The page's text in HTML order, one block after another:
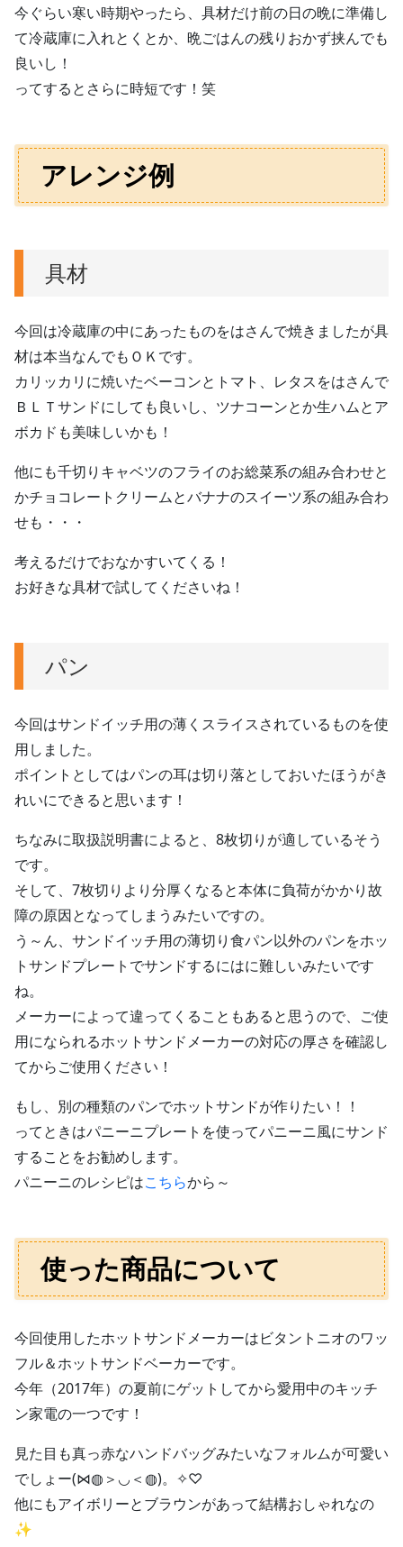
今ぐらい寒い時期やったら、具材だけ前の日の晩に準備し
て冷蔵庫に入れとくとか、晩ごはんの残りおかず挟んでも
良いし！
ってするとさらに時短です！笑
アレンジ例
具材
今回は冷蔵庫の中にあったものをはさんで焼きましたが具
材は本当なんでもＯＫです。
カリッカリに焼いたベーコンとトマト、レタスをはさんで
ＢＬＴサンドにしても良いし、ツナコーンとか生ハムとア
ボカドも美味しいかも！
他にも千切りキャベツのフライのお総菜系の組み合わせと
かチョコレートクリームとバナナのスイーツ系の組み合わ
せも・・・
考えるだけでおなかすいてくる！
お好きな具材で試してくださいね！
パン
今回はサンドイッチ用の薄くスライスされているものを使
用しました。
ポイントとしてはパンの耳は切り落としておいたほうがき
れいにできると思います！
ちなみに取扱説明書によると、8枚切りが適しているそう
です。
そして、7枚切りより分厚くなると本体に負荷がかかり故
障の原因となってしまうみたいですの。
う～ん、サンドイッチ用の薄切り食パン以外のパンをホッ
トサンドプレートでサンドするにはに難しいみたいです
ね。
メーカーによって違ってくることもあると思うので、ご使
用になられるホットサンドメーカーの対応の厚さを確認し
てからご使用ください！
もし、別の種類のパンでホットサンドが作りたい！！
ってときはパニーニプレートを使ってパニーニ風にサンド
することをお勧めします。
パニーニのレシピはこちらから～
使った商品について
今回使用したホットサンドメーカーはビタントニオのワッ
フル＆ホットサンドベーカーです。
今年（2017年）の夏前にゲットしてから愛用中のキッチ
ン家電の一つです！
見た目も真っ赤なハンドバッグみたいなフォルムが可愛い
でしょー(⋈◍＞◡＜◍)。✧♡
他にもアイボリーとブラウンがあって結構おしゃれなの
✨